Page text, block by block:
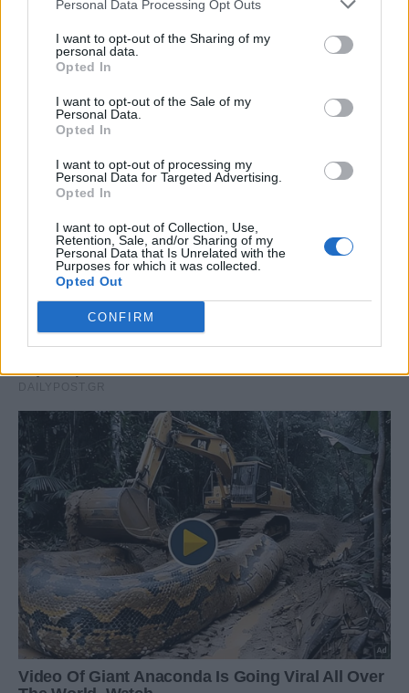
Personal Data Processing Opt Outs
I want to opt-out of the Sharing of my
personal data.
Opted In
I want to opt-out of the Sale of my
Personal Data.
Opted In
I want to opt-out of processing my
Personal Data for Targeted Advertising.
Opted In
I want to opt-out of Collection, Use,
Retention, Sale, and/or Sharing of my
Personal Data that Is Unrelated with the
Purposes for which it was collected.
Opted Out
CONFIRM